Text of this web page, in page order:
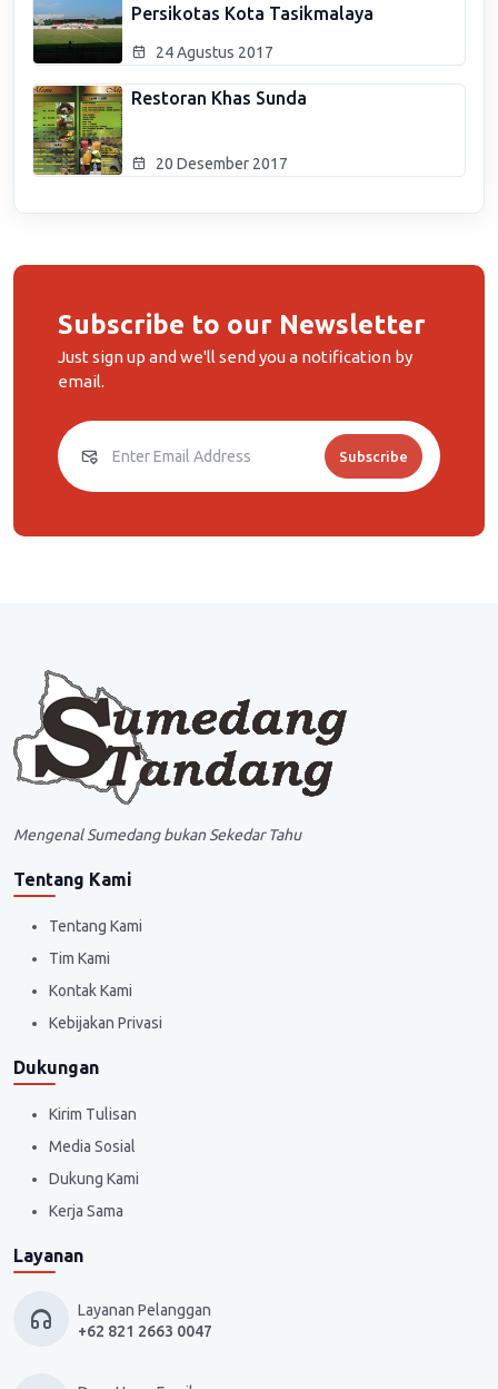
Persikotas Kota Tasikmalaya
24 Agustus 2017
Restoran Khas Sunda
20 Desember 2017
Subscribe to our Newsletter
Just sign up and we'll send you a notification by
email.
Subscribe
Mengenal Sumedang bukan Sekedar Tahu
Tentang Kami
Tentang Kami
Tim Kami
Kontak Kami
Kebijakan Privasi
Dukungan
Kirim Tulisan
Media Sosial
Dukung Kami
Kerja Sama
Layanan
Layanan Pelanggan
+62 821 2663 0047